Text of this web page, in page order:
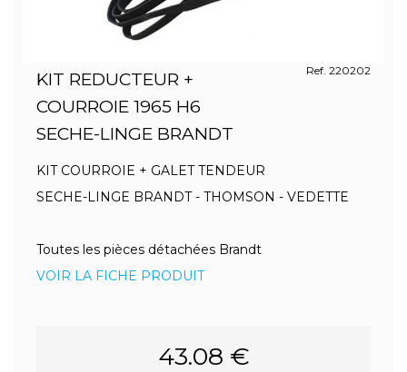
KIT REDUCTEUR +
COURROIE 1965 H6
SECHE-LINGE BRANDT
Ref. 220202
KIT COURROIE + GALET TENDEUR
SECHE-LINGE BRANDT - THOMSON - VEDETTE
Toutes les pièces détachées Brandt
VOIR LA FICHE PRODUIT
43.08 €